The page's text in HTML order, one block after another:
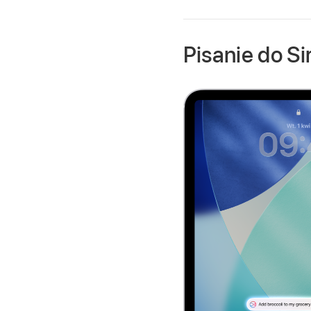
Pisanie do